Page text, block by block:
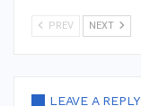
PREV NEXT
LEAVE A REPLY